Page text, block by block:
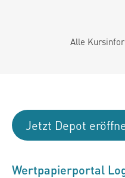
Alle
Jetzt Depot
Wertpapierportal